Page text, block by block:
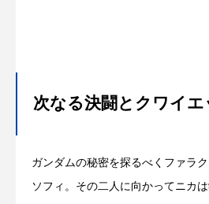
次なる決闘とクワイエ
ガンダムの秘密を探るべくファラ
ソフィ。その二人に向かってニカ